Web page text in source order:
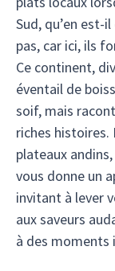
Sud, qu’en est-
pas, car ici, ils
Ce continent,
éventail de
soif, mais
riches histoires.
plateaux
vous donne un
invitant à lever
aux saveurs
à des moments